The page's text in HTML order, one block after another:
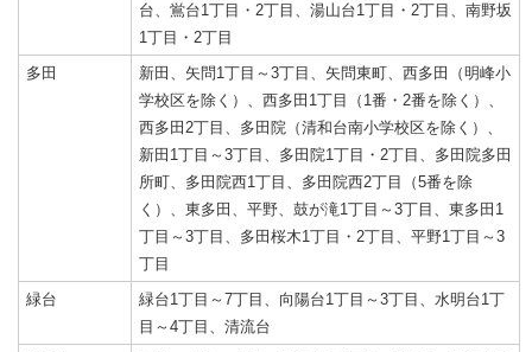
台、鴬台1丁目・2丁目、湯山台1丁目・2丁目、南野坂
1丁目・2丁目
多田
新田、矢問1丁目～3丁目、矢問東町、西多田（明峰小
学校区を除く）、西多田1丁目（1番・2番を除く）、
西多田2丁目、多田院（清和台南小学校区を除く）、
新田1丁目～3丁目、多田院1丁目・2丁目、多田院多田
所町、多田院西1丁目、多田院西2丁目（5番を除
く）、東多田、平野、鼓が滝1丁目～3丁目、東多田1
丁目～3丁目、多田桜木1丁目・2丁目、平野1丁目～3
丁目
緑台
緑台1丁目～7丁目、向陽台1丁目～3丁目、水明台1丁
目～4丁目、清流台